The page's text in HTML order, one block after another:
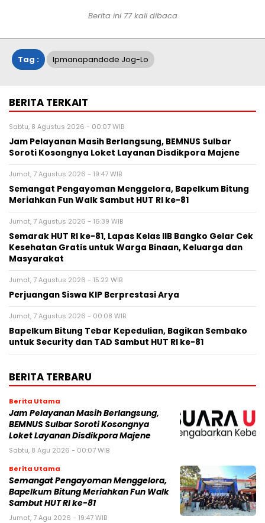
Berita ini 77kali dibaca
Tag : Ipmanapandode Jog-Lo
BERITA TERKAIT
Sabtu, 8 Agustus 2026 - 00:07 WIB
Jam Pelayanan Masih Berlangsung, BEMNUS Sulbar
Soroti Kosongnya Loket Layanan Disdikpora Majene
Jumat, 7 Agustus 2026 - 19:47 WIB
Semangat Pengayoman Menggelora, Bapelkum Bitung
Meriahkan Fun Walk Sambut HUT RI ke-81
Jumat, 7 Agustus 2026 - 16:39 WIB
Semarak HUT RI ke-81, Lapas Kelas IIB Bangko Gelar Cek
Kesehatan Gratis untuk Warga Binaan, Keluarga dan
Masyarakat
Jumat, 7 Agustus 2026 - 15:22 WIB
Perjuangan Siswa KIP Berprestasi Arya
Jumat, 7 Agustus 2026 - 00:08 WIB
Bapelkum Bitung Tebar Kepedulian, Bagikan Sembako
untuk Security dan TAD Sambut HUT RI ke-81
BERITA TERBARU
Berita Utama
Jam Pelayanan Masih Berlangsung,
BEMNUS Sulbar Soroti Kosongnya
Loket Layanan Disdikpora Majene
Sabtu, 8 Agu 2026 - 00:07 WIB
Berita Utama
Semangat Pengayoman Menggelora,
Bapelkum Bitung Meriahkan Fun Walk
Sambut HUT RI ke-81
Jumat, 7 Agu 2026 - 19:47 WIB